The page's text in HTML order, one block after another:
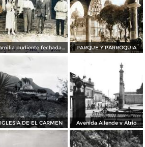
Familia pudiente fechada el dia 15 de Agosto de 1922 PARQUE Y PARROQUIA
IGLESIA DE EL CARMEN Avenida Allende y Atrio